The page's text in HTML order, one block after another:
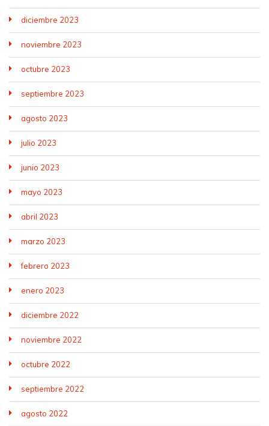
diciembre 2023
noviembre 2023
octubre 2023
septiembre 2023
agosto 2023
julio 2023
junio 2023
mayo 2023
abril 2023
marzo 2023
febrero 2023
enero 2023
diciembre 2022
noviembre 2022
octubre 2022
septiembre 2022
agosto 2022